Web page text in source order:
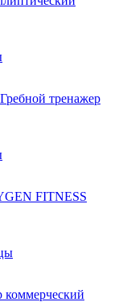
тренажер
FITNESS
коммерческий